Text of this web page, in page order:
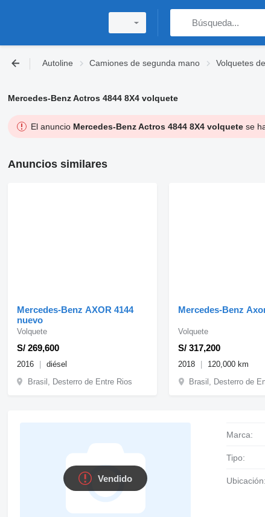
Autoline Camiones de segunda mano Volquetes
Mercedes-Benz Actros 4844 8X4 volquete
El anuncio Mercedes-Benz Actros 4844 8X4 volquetese
Anuncios similares
Mercedes-Benz AXOR 4144
nuevo
S/ 269,600
Volquete
2016
diésel
Brasil, Desterro de Entre Rios
Mercedes-Benz
S/ 317,200
Volquete
2018
120,000 km
Brasil, Desterro de
Vendido
Marca:
Tipo:
Ubicación: